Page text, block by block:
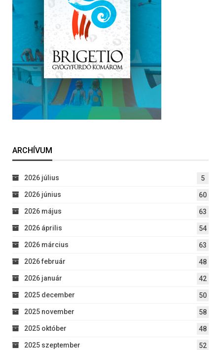
ARCHÍVUM
2026 július 5
2026 június 60
2026 május 63
2026 április 54
2026 március 63
2026 február 48
2026 január 42
2025 december 50
2025 november 58
2025 október 48
2025 szeptember 52